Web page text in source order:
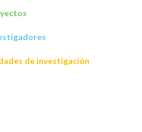
de investigación